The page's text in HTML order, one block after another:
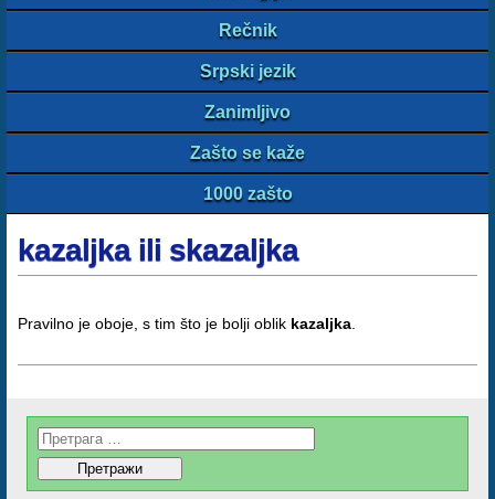
Rečnik
Srpski jezik
Zanimljivo
Zašto se kaže
1000 zašto
kazaljka ili skazaljka
Pravilno je oboje, s tim što je bolji oblik kazaljka